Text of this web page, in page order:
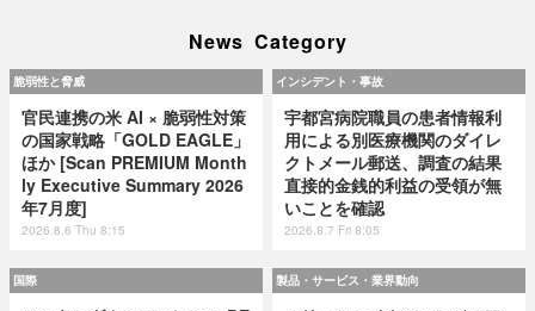
News Category
脆弱性と脅威
官民連携の米 AI × 脆弱性対策
の国家戦略「GOLD EAGLE」
ほか [Scan PREMIUM Month
ly Executive Summary 2026
年7月度]
2026.8.6 Thu 8:15
インシデント・事故
宇都宮病院職員の患者情報利
用による別医療機関のダイレ
クトメール郵送、調査の結果
直接的金銭的利益の受領が無
いことを確認
2026.8.7 Fri 8:05
国際 製品・サービス・業界動向